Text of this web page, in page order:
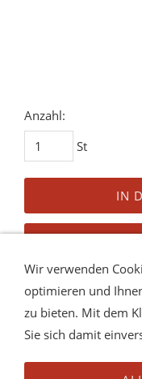
Anzahl:
St
IN
Preis in anderen
Wir verwenden
optimieren und
zu bieten. Mit dem
Sie sich damit